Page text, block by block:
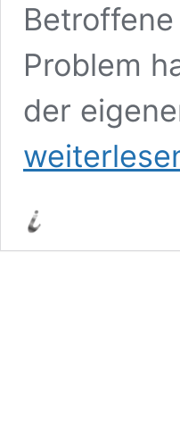
Problem
der